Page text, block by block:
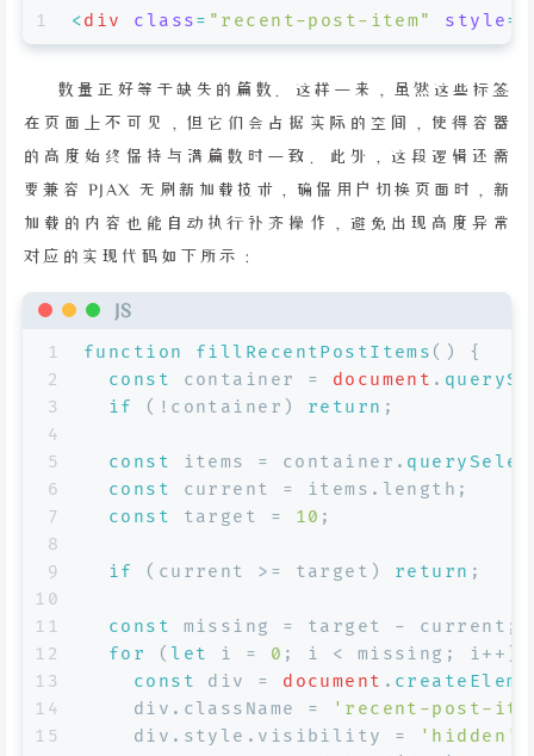
1 <div class= "recent-post-item" style=
数量正好等于缺失的篇数。这样一来，虽然这些标签
在页面上不可见，但它们会占据实际的空间，使得容器
的高度始终保持与满篇数时一致。此外，这段逻辑还需
要兼容 PJAX 无刷新加载技术，确保用户切换页面时，新
加载的内容也能自动执行补齐操作，避免出现高度异常
对应的实现代码如下所示：
JS
1
2
3
4
5
6
7
8
9
10
11
12
13
14
15
function fillRecentPostItems ( ) {
const
container = document .
if
(!container) return ;
const items = container.
const
current = items. length ;
const
target = 10 ;
if (current >= target) return ;
const
missing = target - current;
for
( let i = 0 ; i < missing; i++)
const
div = document .
    div.
className =
'recent-post-
    div.
style . visibility = 'hidden'